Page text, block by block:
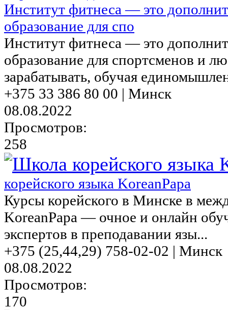
Институт фитнеса — это
образование для спо
Институт фитнеса — это
образование для спортсменов и
зарабатывать, обучая
+375 33 386 80 00 | Минск
08.08.2022
Просмотров:
258
корейского языка KoreanPapa
Курсы корейского в Минске в
KoreanPapa — очное и онлайн
экспертов в преподавании язы...
+375 (25,44,29) 758-02-02 | Минск
08.08.2022
Просмотров:
170